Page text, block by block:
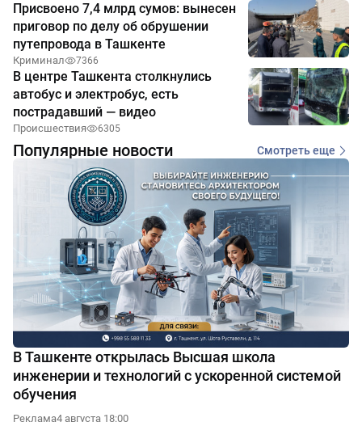
Присвоено 7,4 млрд сумов: вынесен
приговор по делу об обрушении
путепровода в Ташкенте
Криминал 7366
В центре Ташкента столкнулись
автобус и электробус, есть
пострадавший — видео
Происшествия 6305
Популярные новости Смотреть еще
В Ташкенте открылась Высшая школа
инженерии и технологий с ускоренной системой
обучения
Реклама4 августа 18:00